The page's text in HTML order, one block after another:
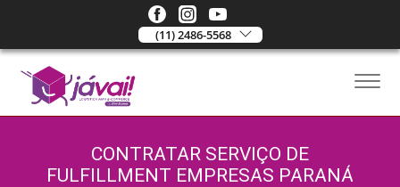
(11) 2486-5568
CONTRATAR SERVIÇO DE
FULFILLMENT EMPRESAS PARANÁ